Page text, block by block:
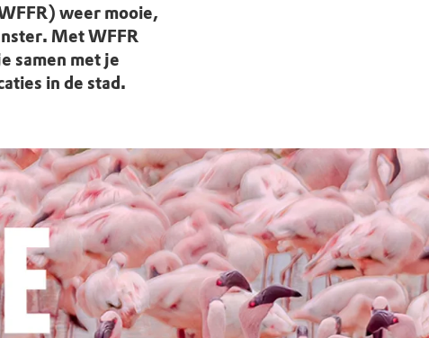
weer mooie,
Met WFFR
samen met je
in de stad.